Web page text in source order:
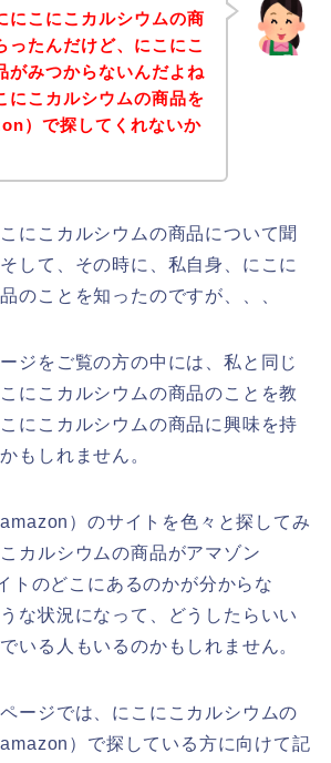
にこにこカルシウムの商
ったんだけど、にこにこ
がみつからないんだよね
にこカルシウムの商品を
）で探してくれないか
にこカルシウムの商品について聞
して、その時に、私自身、にこに
のことを知ったのですが、、、
ジをご覧の方の中には、私と同じ
にこカルシウムの商品のことを教
にこカルシウムの商品に興味を持
もしれません。
）のサイトを色々と探してみ
カルシウムの商品がアマゾン
トのどこにあるのかが分からな
な状況になって、どうしたらいい
いる人もいるのかもしれません。
ージでは、にこにこカルシウムの
）で探している方に向けて記